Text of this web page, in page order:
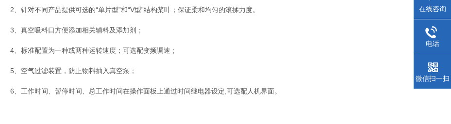
2、针对不同产品提供可选的“单片型”和“V型”结构桨叶；保证柔和均匀的滚揉力度。
3、真空吸料口方便添加相关辅料及添加剂；
4、标准配置为一种或两种运转速度；可选配变频调速；
5、空气过滤装置，防止物料抽入真空泵；
6、工作时间、暂停时间、总工作时间在操作面板上通过时间继电器设定,可选配人机界面。
在线咨询
电话
微信扫一扫